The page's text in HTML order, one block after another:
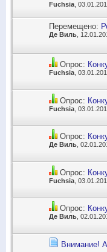
Fuchsia ,
Перемещено:
Де Виль ,
Опрос:
Fuchsia,
Опрос:
Fuchsia ,
Опрос:
Де Виль ,
Опрос:
Fuchsia ,
Опрос:
Де Виль ,
Внимание!